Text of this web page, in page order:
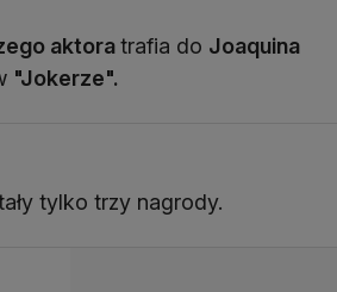
aktoratrafia do Joaquina
"Jokerze".
tylko trzy nagrody.